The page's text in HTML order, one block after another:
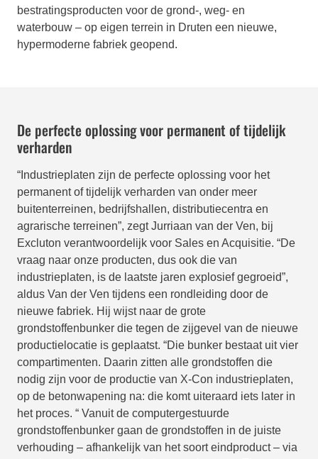
bestratingsproducten voor de grond-, weg- en
waterbouw – op eigen terrein in Druten een nieuwe,
hypermoderne fabriek geopend.
De perfecte oplossing voor permanent of tijdelijk
verharden
“Industrieplaten zijn de perfecte oplossing voor het
permanent of tijdelijk verharden van onder meer
buitenterreinen, bedrijfshallen, distributiecentra en
agrarische terreinen”, zegt Jurriaan van der Ven, bij
Excluton verantwoordelijk voor Sales en Acquisitie. “De
vraag naar onze producten, dus ook die van
industrieplaten, is de laatste jaren explosief gegroeid”,
aldus Van der Ven tijdens een rondleiding door de
nieuwe fabriek. Hij wijst naar de grote
grondstoffenbunker die tegen de zijgevel van de nieuwe
productielocatie is geplaatst. “Die bunker bestaat uit vier
compartimenten. Daarin zitten alle grondstoffen die
nodig zijn voor de productie van X-Con industrieplaten,
op de betonwapening na: die komt uiteraard iets later in
het proces. “ Vanuit de computergestuurde
grondstoffenbunker gaan de grondstoffen in de juiste
verhouding – afhankelijk van het soort eindproduct – via